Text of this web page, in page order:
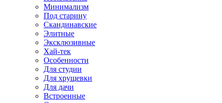
Минимализм
Под старину
Скандинавские
Элитные
Эксклюзивные
Хай-тек
Особенности
Для студии
Для хрущевки
Для дачи
Встроенные